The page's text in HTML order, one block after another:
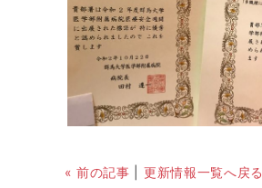
« 前の記事 更新情報一覧へ戻る